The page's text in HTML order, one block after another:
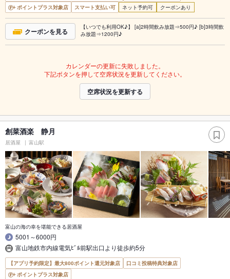
ポイントプラス対象店
スマート支払い可 ネット予約可 クーポンあり
クーポンを見る
【いつでも利用OK♪】 [a]2時間飲み放題⇒500円♪ [b]3時間飲
み放題⇒1200円♪
カレンダーの更新に失敗しました。
下記ボタンを押して空席状況を更新してください。
空席状況を更新する
創菜酒楽 静月
居酒屋 富山駅
富山の海の幸を堪能できる居酒屋
5001～6000円
富山地鉄市内線電気ﾋﾞﾙ前駅出口より徒歩約5分
【アプリ予約限定】最大800ポイント還元対象店
口コミ投稿特典対象店
ポイントプラス対象店